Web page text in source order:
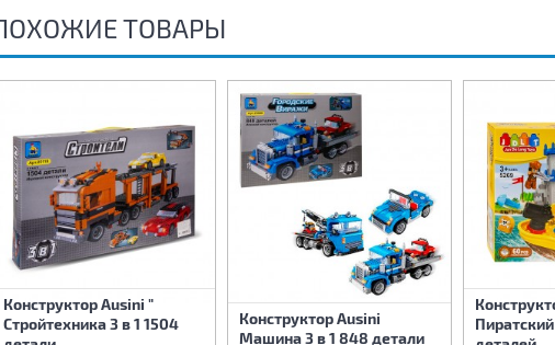
ТОВАРЫ
Конструктор Ausini "
Стройтехника 3 в 1 1504
Конструктор Ausini
Машина 3 в 1 848 детали